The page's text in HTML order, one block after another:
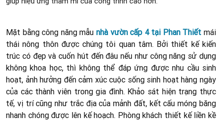
Mặt bằng công năng mẫu nhà vườn cấp 4 tại Phan Thiết mái
thái nông thôn được chúng tôi quan tâm. Bởi thiết kế kiến
trúc có đẹp và cuốn hút đến đâu nếu như công năng sử dụng
không khoa học, thì không thể đáp ứng được nhu cầu sinh
hoạt, ảnh hưởng đến cảm xúc cuộc sống sinh hoạt hàng ngày
của các thành viên trong gia đình. Khảo sát hiện trạng thực
tế, vị trí cũng như trắc địa của mảnh đất, kết cấu móng băng
nhanh chóng được lên kế hoạch. Phòng khách thiết kế liền kề